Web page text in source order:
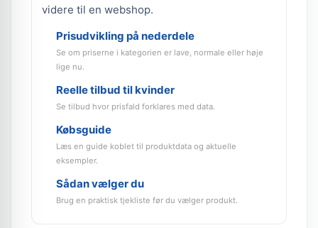
videre til en webshop.
Prisudvikling på nederdele
Se om priserne i kategorien er lave, normale eller høje
lige nu.
Reelle tilbud til kvinder
Se tilbud hvor prisfald forklares med data.
Købsguide
Læs en guide koblet til produktdata og aktuelle
eksempler.
Sådan vælger du
Brug en praktisk tjekliste før du vælger produkt.